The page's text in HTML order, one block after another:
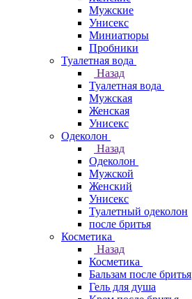
Мужские
Унисекс
Миниатюры
Пробники
Туалетная вода
Назад
Туалетная вода
Мужская
Женская
Унисекс
Одеколон
Назад
Одеколон
Мужской
Женский
Унисекс
Туалетный одеколон
после бритья
Косметика
Назад
Косметика
Бальзам после бритья
Гель для душа